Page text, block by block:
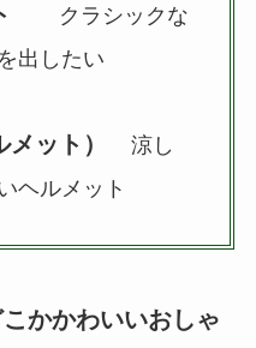
クラシックな
出したい
ット）
涼し
ヘルメット
かかわいいおしゃ